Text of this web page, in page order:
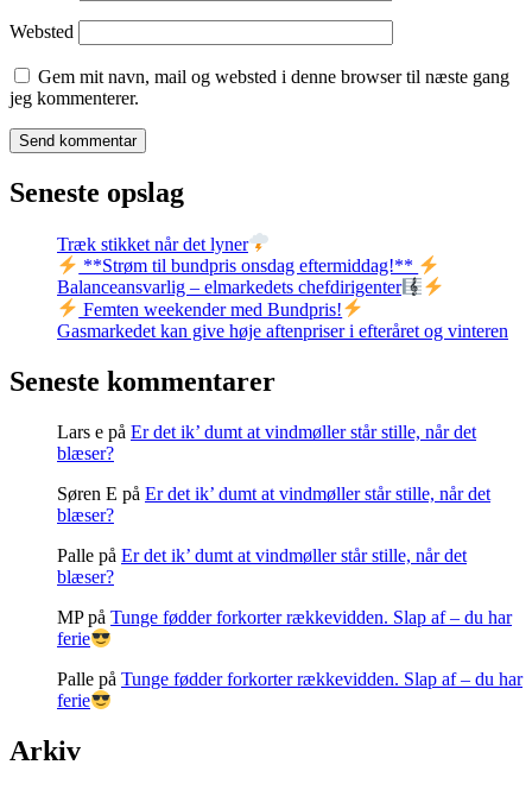
Websted
Gem mit navn, mail og websted i denne browser til næste gang
jeg kommenterer.
Seneste opslag
Træk stikket når det lyner
**Strøm til bundpris onsdag eftermiddag!**
Balanceansvarlig – elmarkedets chefdirigenter
Femten weekender med Bundpris!
Gasmarkedet kan give høje aftenpriser i efteråret og vinteren
Seneste kommentarer
Lars e på Er det ik’ dumt at vindmøller står stille, når det
blæser?
Søren E på Er det ik’ dumt at vindmøller står stille, når det
blæser?
Palle på Er det ik’ dumt at vindmøller står stille, når det
blæser?
MPpå Tunge fødder forkorter rækkevidden. Slap af – du har
ferie
Palle på Tunge fødder forkorter rækkevidden. Slap af – du har
ferie
Arkiv